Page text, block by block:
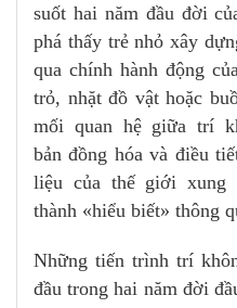
suốt hai năm đầu đời
phá thấy trẻ nhỏ xây
qua chính hành động
trỏ, nhặt đồ vật hoặc
mối quan hệ giữa trí
bản đồng hóa và điều
liệu của thế giới xung
thành «hiểu biết» thông
Những tiến trình trí
đầu trong hai năm đời